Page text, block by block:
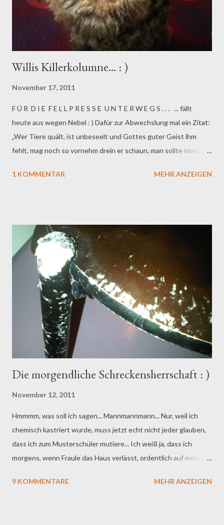
weitesten von ihr entfernt ist. Heute morgen also, in den ganz
Willis Killerkolumne... : )
November 17, 2011
F Ü R D I E F E L L P R E S S E U N T E R W E G S . . . ... fällt
heute aus wegen Nebel : ) Dafür zur Abwechslung mal ein Zitat:
„Wer Tiere quält, ist unbeseelt und Gottes guter Geist ihm
fehlt, mag noch so vornehm drein er schaun, man sollte niemals
Bleibt trotzdem dran! Euer knallharter Killerrüde Willi | CKO
1 KOMMENTAR MEHR ANZEIGEN
Die morgendliche Schreckensherrschaft : )
November 12, 2011
Hmmmm, was soll ich sagen... Mannmannmann... Nur, weil ich
chemisch kastriert wurde, muss jetzt echt nicht jeder glauben,
dass ich zum Musterschüler mutiere... Ich weiß ja, dass ich
morgens, wenn Fraule das Haus verlässt, ordentlich auf meinem
ausschlotzen und danach die Äuglein schließen soll, bis Fraule
9 KOMMENTARE MEHR ANZEIGEN